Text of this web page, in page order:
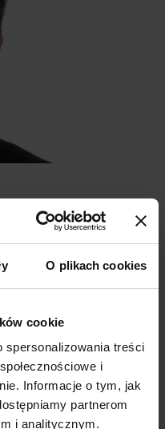
O plikach cookies
cookie
treści
i
Informacje o tym, jak
partnerom
i analitycznym.
Zdankiewicz-Ścigała